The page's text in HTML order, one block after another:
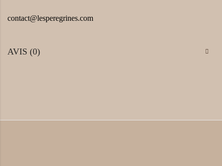
contact@lesperegrines.com
AVIS (0)